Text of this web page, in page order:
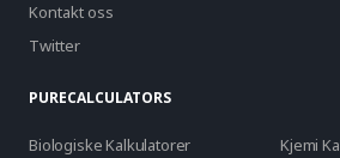
Kontakt oss
Twitter
PURECALCULATORS
Biologiske Kalkulatorer
Kjemi